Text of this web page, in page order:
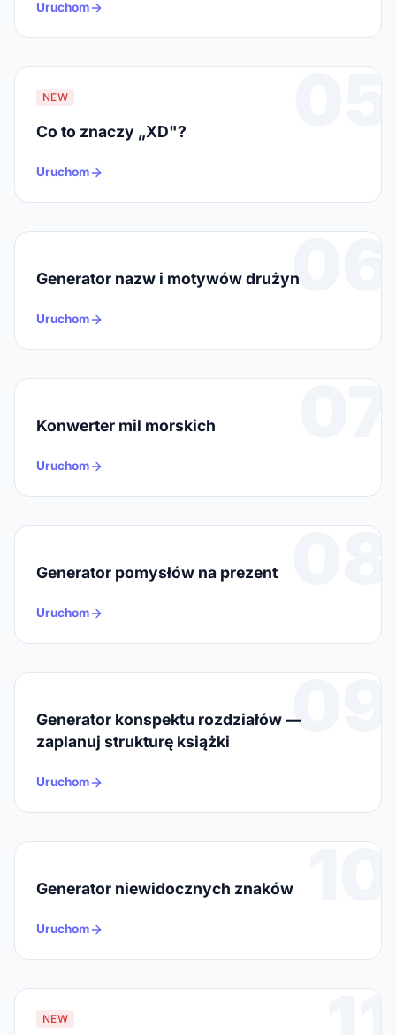
Uruchom
05
NEW
Co to znaczy „XD"?
Uruchom
06
Generator nazw i motywów drużyn
Uruchom
07
Konwerter mil morskich
Uruchom
08
Generator pomysłów na prezent
Uruchom
09
Generator konspektu rozdziałów —
zaplanuj strukturę książki
Uruchom
10
Generator niewidocznych znaków
Uruchom
NEW